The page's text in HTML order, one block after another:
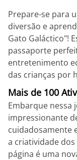
Prepare-se para
diversão e
Gato Galáctico"!
passaporte
entretenimento
das crianças por
Mais de 100
Embarque nessa
impressionante
cuidadosamente
a criatividade
página é uma